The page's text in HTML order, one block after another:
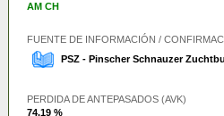
AM CH
FUENTE DE INFORMACIÓN /
PSZ - Pinscher Schnauzer
PERDIDA DE ANTEPASADOS (AVK)
74.19 %